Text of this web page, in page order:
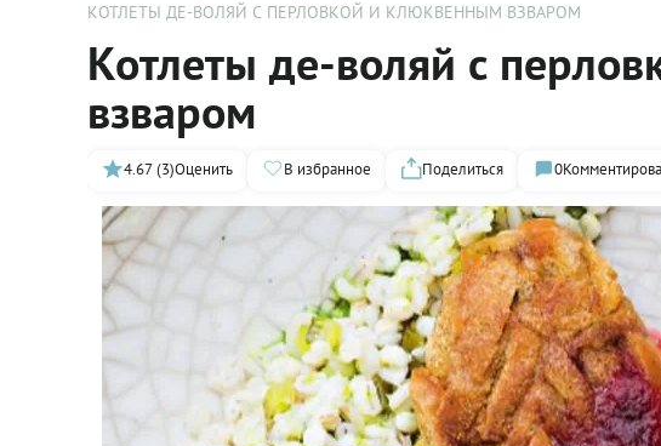
КОТЛЕТЫ ДЕ-ВОЛЯЙ С ПЕРЛОВКОЙ И КЛЮКВЕННЫМ ВЗВАРОМ
Котлеты де-воляй с
взваром
4.67 (3)Оценить В избранное Поделиться 0